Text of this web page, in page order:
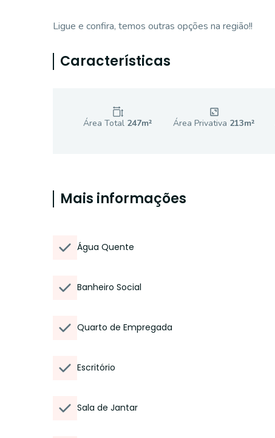
Ligue e confira, temos outras opções na região!!
Características
Área Total 247m² Área Privativa 213m²
Mais informações
Água Quente
Banheiro Social
Quarto de Empregada
Escritório
Sala de Jantar